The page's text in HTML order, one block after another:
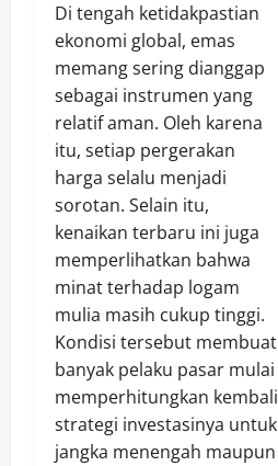
Di tengah ketidakpastian
ekonomi global, emas
memang sering dianggap
sebagai instrumen yang
relatif aman. Oleh karena
itu, setiap pergerakan
harga selalu menjadi
sorotan. Selain itu,
kenaikan terbaru ini juga
memperlihatkan bahwa
minat terhadap logam
mulia masih cukup tinggi.
Kondisi tersebut membuat
banyak pelaku pasar mulai
memperhitungkan kembali
strategi investasinya untuk
jangka menengah maupun